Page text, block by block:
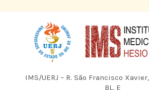
IMS/UERJ – R. São Francisco
BL. E